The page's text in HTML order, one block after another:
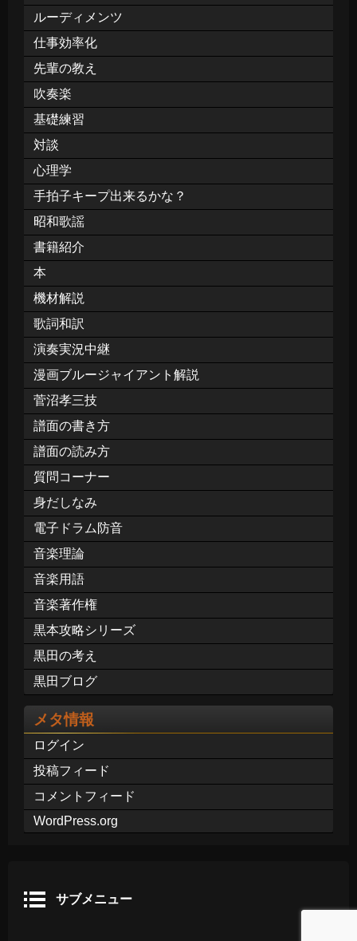
ルーディメンツ
仕事効率化
先輩の教え
吹奏楽
基礎練習
対談
心理学
手拍子キープ出来るかな？
昭和歌謡
書籍紹介
本
機材解説
歌詞和訳
演奏実況中継
漫画ブルージャイアント解説
菅沼孝三技
譜面の書き方
譜面の読み方
質問コーナー
身だしなみ
電子ドラム防音
音楽理論
音楽用語
音楽著作権
黒本攻略シリーズ
黒田の考え
黒田ブログ
メタ情報
ログイン
投稿フィード
コメントフィード
WordPress.org
サブメニュー